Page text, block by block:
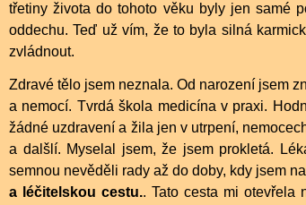
třetiny života do tohoto věku byly jen samé
oddechu. Teď už vím, že to byla silná
zvládnout.
Zdravé tělo jsem neznala. Od narození jsem
a nemocí. Tvrdá škola medicína v praxi.
žádné uzdravení a žila jen v utrpení,
a dalšlí. Myselal jsem, že jsem prokletá.
semnou nevěděli rady až do doby, kdy jsem
a léčitelskou cestu.. Tato cesta mi otevřela